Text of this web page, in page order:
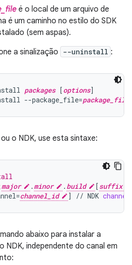
é o local de um arquivo de
é um caminho no estilo do SDK
(sem aspas).
a sinalização
--uninstall :
packages [options]
--package_file=package_file
o NDK, use esta sintaxe:
major .minor . build [suffix
channel_id ] // NDK
abaixo para instalar a
NDK, independente do canal em